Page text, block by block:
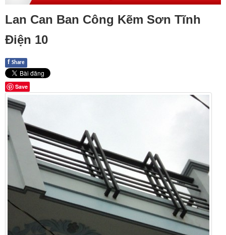
Lan Can Ban Công Kẽm Sơn Tĩnh
Điện 10
f Share
Save